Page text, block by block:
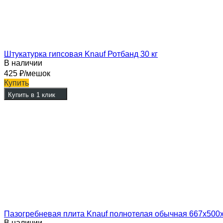
Штукатурка гипсовая Knauf Ротбанд 30 кг
В наличии
425 ₽/мешок
Купить
Купить в 1 клик
Пазогребневая плита Knauf полнотелая обычная